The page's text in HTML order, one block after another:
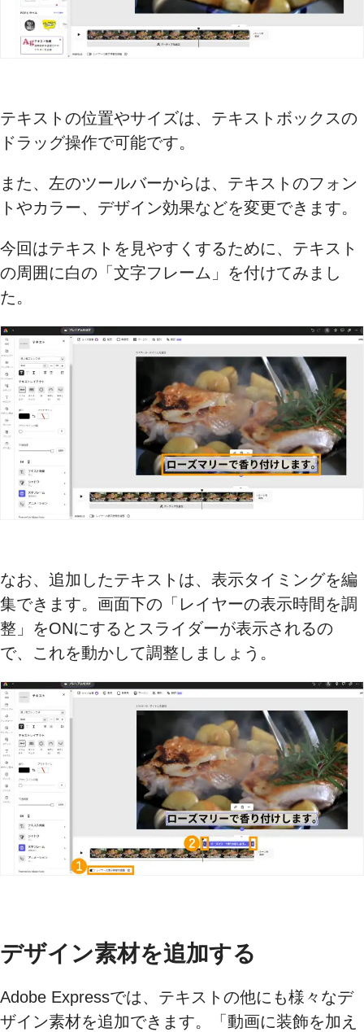
テキストの位置やサイズは、テキストボックスの
ドラッグ操作で可能です。
また、左のツールバーからは、テキストのフォン
トやカラー、デザイン効果などを変更できます。
今回はテキストを見やすくするために、テキスト
の周囲に白の「文字フレーム」を付けてみまし
た。
なお、追加したテキストは、表示タイミングを編
集できます。画面下の「レイヤーの表示時間を調
整」をONにするとスライダーが表示されるの
で、これを動かして調整しましょう。
デザイン素材を追加する
Adobe Expressでは、テキストの他にも様々なデ
ザイン素材を追加できます。「動画に装飾を加え